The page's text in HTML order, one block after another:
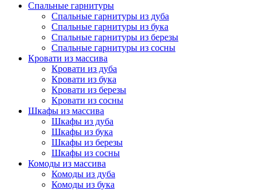
Спальные гарнитуры
Спальные гарнитуры из дуба
Спальные гарнитуры из бука
Спальные гарнитуры из березы
Спальные гарнитуры из сосны
Кровати из массива
Кровати из дуба
Кровати из бука
Кровати из березы
Кровати из сосны
Шкафы из массива
Шкафы из дуба
Шкафы из бука
Шкафы из березы
Шкафы из сосны
Комоды из массива
Комоды из дуба
Комоды из бука